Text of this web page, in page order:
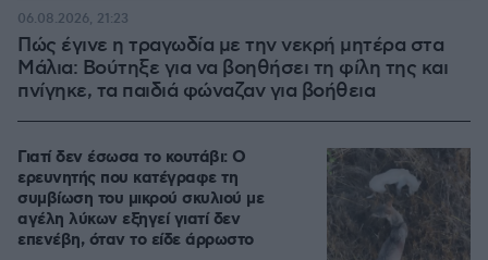
Πώς έγινε η τραγωδία με την νεκρή μητέρα στα
Μάλια: Βούτηξε για να βοηθήσει τη φίλη της και
πνίγηκε, τα παιδιά φώναζαν για βοήθεια
06.08.2026, 21:23
Γιατί δεν έσωσα το κουτάβι: Ο
ερευνητής που κατέγραφε τη
συμβίωση του μικρού σκυλιού με
αγέλη λύκων εξηγεί γιατί δεν
επενέβη, όταν το είδε άρρωστο